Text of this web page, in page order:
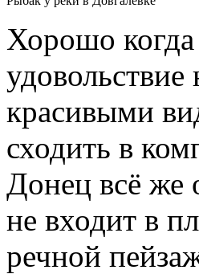
Хорошо
удовольствие
красивыми
сходить в
Донец всё же
не входит в
речной